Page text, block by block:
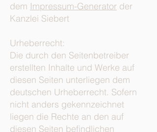
dem Impressum-Generator der
Kanzlei Siebert
Urheberrecht:
Die durch den Seitenbetreiber
erstellten Inhalte und Werke auf
diesen Seiten unterliegen dem
deutschen Urheberrecht. Sofern
nicht anders gekennzeichnet
liegen die Rechte an den auf
diesen Seiten befindlichen